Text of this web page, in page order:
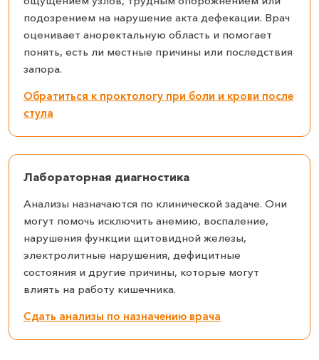
подозрением на нарушение акта дефекации. Врач
оценивает аноректальную область и помогает
понять, есть ли местные причины или последствия
запора.
Обратиться к проктологу при боли и крови после
стула
Лабораторная диагностика
Анализы назначаются по клинической задаче. Они
могут помочь исключить анемию, воспаление,
нарушения функции щитовидной железы,
электролитные нарушения, дефицитные
состояния и другие причины, которые могут
влиять на работу кишечника.
Сдать анализы по назначению врача